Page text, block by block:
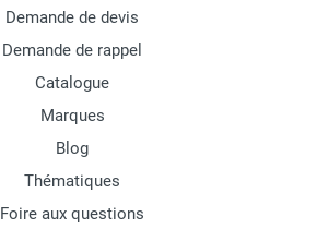
Demande de devis
Demande de rappel
Catalogue
Marques
Blog
Thématiques
Foire aux questions